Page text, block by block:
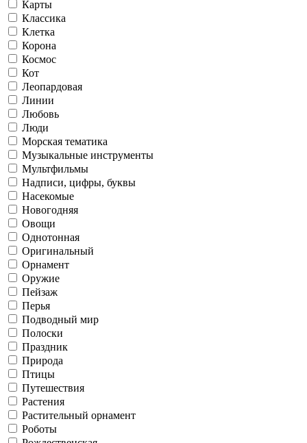
Карты
Классика
Клетка
Корона
Космос
Кот
Леопардовая
Линии
Любовь
Люди
Морская тематика
Музыкальные инструменты
Мультфильмы
Надписи, цифры, буквы
Насекомые
Новогодняя
Овощи
Однотонная
Оригинальный
Орнамент
Оружие
Пейзаж
Перья
Подводный мир
Полоски
Праздник
Природа
Птицы
Путешествия
Растения
Растительный орнамент
Роботы